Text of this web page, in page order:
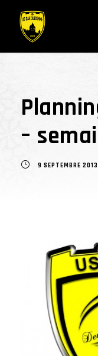
–
9 SEPTEMBRE 2013